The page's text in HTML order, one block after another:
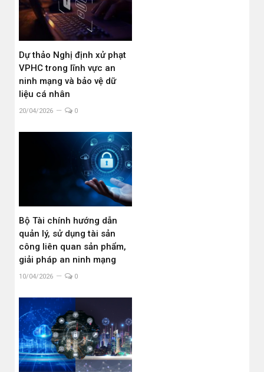
Dự thảo Nghị định xử phạt
VPHC trong lĩnh vực an
ninh mạng và bảo vệ dữ
liệu cá nhân
20/04/2026 0
Bộ Tài chính hướng dẫn
quản lý, sử dụng tài sản
công liên quan sản phẩm,
giải pháp an ninh mạng
10/04/2026 0